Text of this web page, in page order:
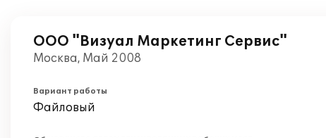
ООО "Визуал Маркетинг Сервис"
Москва, Май 2008
Вариант работы
Файловый